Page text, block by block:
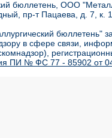
бюллетень, ООО
пр-т Пацаева, д. 7,
бюллетень"
в сфере связи,
ПИ № ФС 77 - 85902 от 04